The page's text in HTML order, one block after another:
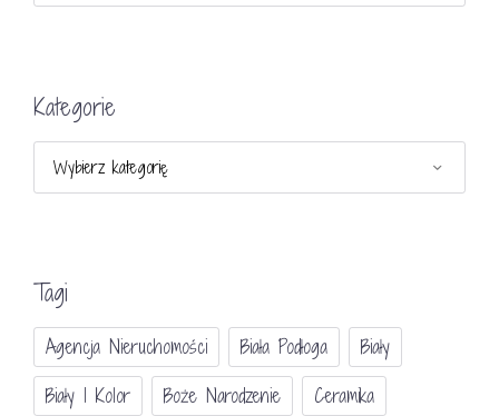
Kategorie
Tagi
Agencja Nieruchomości Biała Podłoga
Biały
Biały I Kolor
Boże Narodzenie
Ceramika